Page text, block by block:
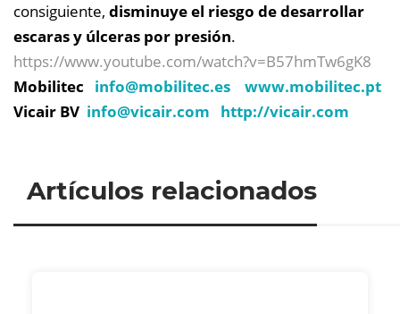
consiguiente, disminuye el riesgo de desarrollar
escaras y úlceras por presión.
https://www.youtube.com/watch?v=B57hmTw6gK8
Mobilitec
info@mobilitec.es
www.mobilitec.pt
Vicair BV info@vicair.com http://vicair.com
Artículos relacionados